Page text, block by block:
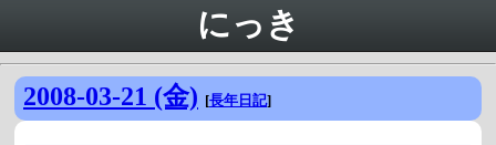
にっき
2008-03-21 (金) [長年日記]